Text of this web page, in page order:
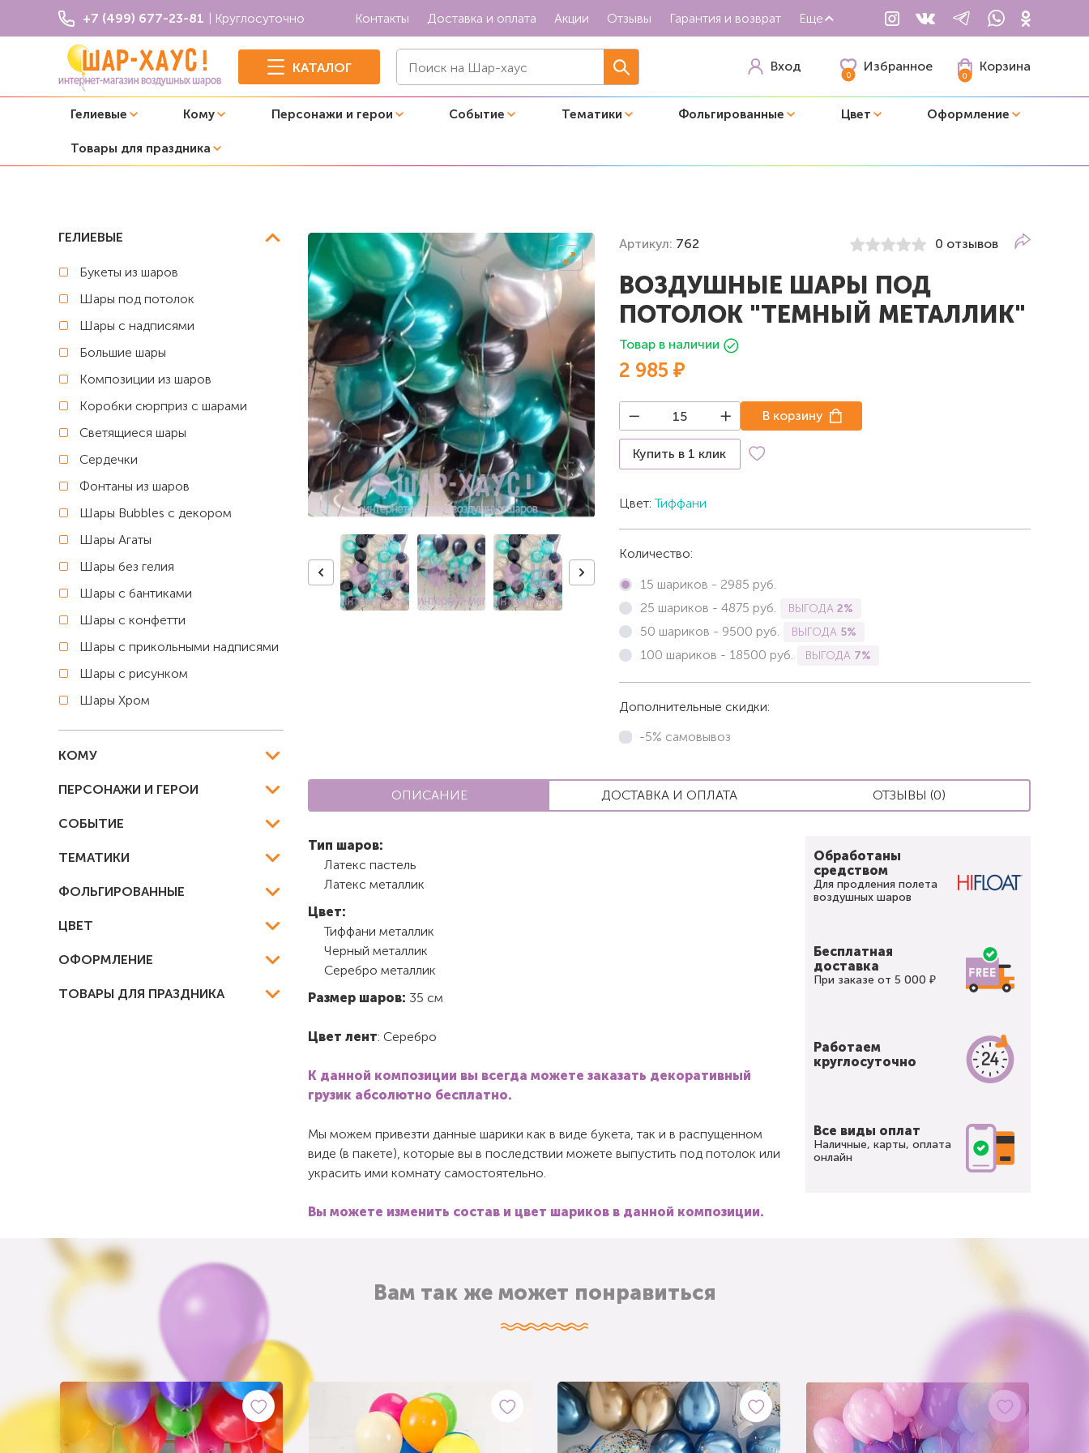
+7 (499) 677-23-81 | Круглосуточно Контакты Доставка и оплата Акции Отзывы Гарантия и возврат Еще
КАТАЛОГ Вход
0
Избранное
0
Корзина
Гелиевые Кому Персонажи и герои Событие Тематики Фольгированные Цвет Оформление
Товары для праздника
Шары под потолок
ГЕЛИЕВЫЕ
Букеты из шаров
Шары под потолок
Шары с надписями
Большие шары
Композиции из шаров
Коробки сюрприз с шарами
Светящиеся шары
Сердечки
Фонтаны из шаров
Шары Bubbles с декором
Шары Агаты
Шары без гелия
Шары с бантиками
Шары с конфетти
Шары с прикольными надписями
Шары с рисунком
Шары Хром
КОМУ
ПЕРСОНАЖИ И ГЕРОИ
СОБЫТИЕ
ТЕМАТИКИ
ФОЛЬГИРОВАННЫЕ
ЦВЕТ
ОФОРМЛЕНИЕ
ТОВАРЫ ДЛЯ ПРАЗДНИКА
Артикул: 762 0 отзывов
ВОЗДУШНЫЕ ШАРЫ ПОД
ПОТОЛОК "ТЕМНЫЙ МЕТАЛЛИК"
Товар в наличии
2 985 ₽
Купить в 1 клик
В корзину
Цвет:Тиффани
Количество:
15 шариков - 2985 руб.
25 шариков - 4875 руб. ВЫГОДА 2%
50 шариков - 9500 руб. ВЫГОДА 5%
100 шариков - 18500 руб. ВЫГОДА 7%
Дополнительные скидки:
-5% самовывоз
ОПИСАНИЕ ДОСТАВКА И ОПЛАТА ОТЗЫВЫ (0)
Тип шаров:
Латекс пастель
Латекс металлик
Цвет:
Тиффани металлик
Черный металлик
Серебро металлик
Размер шаров: 35 см
Цвет лент: Серебро
К данной композиции вы всегда можете заказать декоративный
грузик абсолютно бесплатно.
Мы можем привезти данные шарики как в виде букета, так и в распущенном
виде (в пакете), которые вы в последствии можете выпустить под потолок или
украсить ими комнату самостоятельно.
Вы можете изменить состав и цвет шариков в данной композиции.
Обработаны
средством
Для продления полета
воздушных шаров
Бесплатная
доставка
При заказе от 5 000 ₽
Работаем
круглосуточно
Все виды оплат
Наличные, карты, оплата
онлайн
Вам так же может понравиться